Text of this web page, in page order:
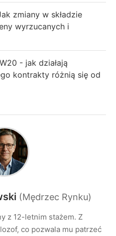
zmiany w składzie
wyrzucanych i
- jak działają
kontrakty różnią się od
(Mędrzec Rynku)
z 12-letnim stażem. Z
co pozwala mu patrzeć